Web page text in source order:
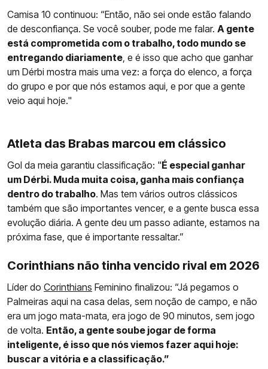
Camisa 10 continuou: “Então, não sei onde estão falando
de desconfiança. Se você souber, pode me falar. A gente
está comprometida com o trabalho, todo mundo se
entregando diariamente, e é isso que acho que ganhar
um Dérbi mostra mais uma vez: a força do elenco, a força
do grupo e por que nós estamos aqui, e por que a gente
veio aqui hoje."
Atleta das Brabas marcou em clássico
Gol da meia garantiu classificação: "É especial ganhar
um Dérbi. Muda muita coisa, ganha mais confiança
dentro do trabalho. Mas tem vários outros clássicos
também que são importantes vencer, e a gente busca essa
evolução diária. A gente deu um passo adiante, estamos na
próxima fase, que é importante ressaltar.”
Corinthians não tinha vencido rival em 2026
Líder do Corinthians Feminino finalizou: “Já pegamos o
Palmeiras aqui na casa delas, sem noção de campo, e não
era um jogo mata-mata, era jogo de 90 minutos, sem jogo
de volta. Então, a gente soube jogar de forma
inteligente, é isso que nós viemos fazer aqui hoje:
buscar a vitória e a classificação.”